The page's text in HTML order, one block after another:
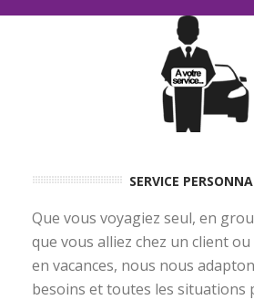
SERVICE
Que vous voyagiez seul, en
que vous alliez chez un client
en vacances, nous nous
besoins et toutes les